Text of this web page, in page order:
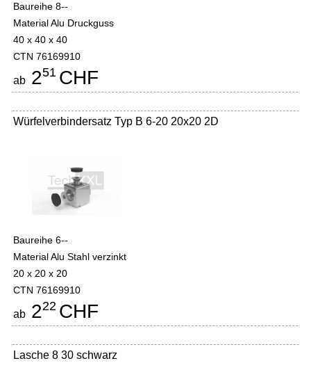
Baureihe 8--
Material Alu Druckguss
40 x 40 x 40
CTN 76169910
ab 251 CHF
Würfelverbindersatz Typ B 6-20 20x20 2D
Baureihe 6--
Material Alu Stahl verzinkt
20 x 20 x 20
CTN 76169910
ab 222 CHF
Lasche 8 30 schwarz